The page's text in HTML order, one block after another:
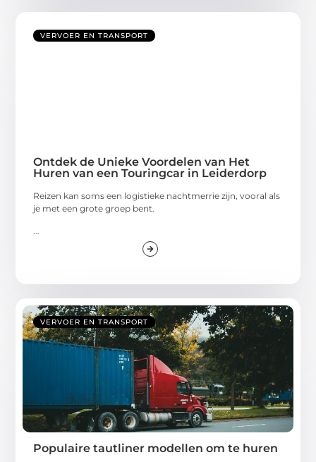
VERVOER EN TRANSPORT
Ontdek de Unieke Voordelen van Het
Huren van een Touringcar in Leiderdorp
Reizen kan soms een logistieke nachtmerrie zijn, vooral als
je met een grote groep bent.
...
VERVOER EN TRANSPORT
Populaire tautliner modellen om te huren